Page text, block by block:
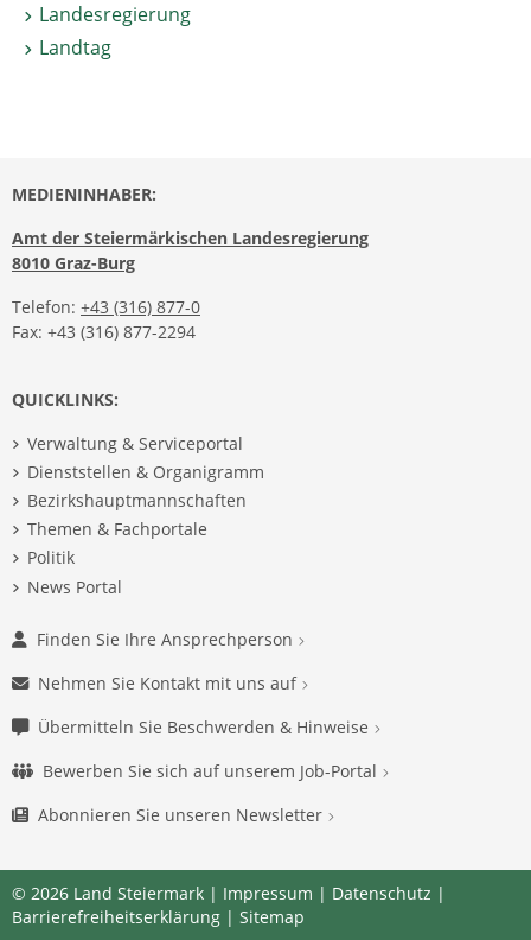
Landesregierung
Landtag
MEDIENINHABER:
Amt der Steiermärkischen Landesregierung
8010 Graz-Burg
Telefon: +43 (316) 877-0
Fax: +43 (316) 877-2294
QUICKLINKS:
Verwaltung & Serviceportal
Dienststellen & Organigramm
Bezirkshauptmannschaften
Themen & Fachportale
Politik
News Portal
Finden Sie Ihre Ansprechperson
Nehmen Sie Kontakt mit uns auf
Übermitteln Sie Beschwerden & Hinweise
Bewerben Sie sich auf unserem Job-Portal
Abonnieren Sie unseren Newsletter
© 2026 Land Steiermark | Impressum | Datenschutz |
Barrierefreiheitserklärung | Sitemap